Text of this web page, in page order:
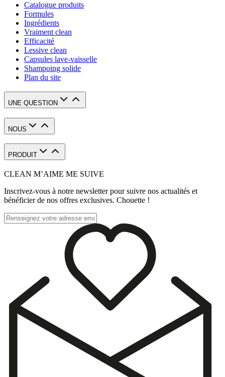
Catalogue produits
Formules
Ingrédients
Vraiment clean
Efficacité
Lessive clean
Capsules lave-vaisselle
Shampoing solide
Plan du site
UNE QUESTION
NOUS
PRODUIT
CLEAN M’AIME ME SUIVE
Inscrivez-vous à notre newsletter pour suivre nos actualités et
bénéficier de nos offres exclusives. Chouette !